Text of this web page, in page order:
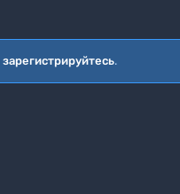
зарегистрируйтесь.